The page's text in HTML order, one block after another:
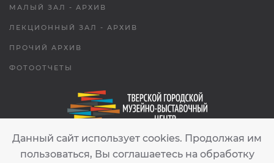
МАЛЫЙ ЗАЛ - АРХИВ
ЛЕКЦИОННЫЙ ЗАЛ - АРХИВ
ПРОЧИЙ АРХИВ
ФОТООТЧЕТЫ
tgmvc.tver@gmail.com
Данный сайт использует cookies. Продолжая им
пользоваться, Вы соглашаетесь на обработку